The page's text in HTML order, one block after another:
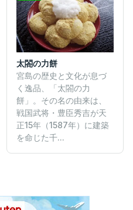
太閤の力餅
宮島の歴史と文化が息づ
く逸品、「太閤の力
餅」。その名の由来は、
戦国武将・豊臣秀吉が天
正15年（1587年）に建築
を命じた千...